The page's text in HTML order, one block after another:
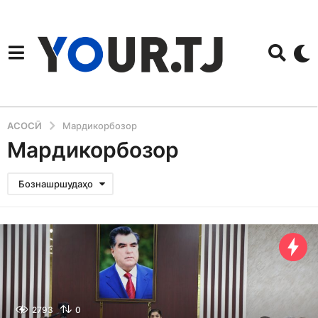
АСОСӢ Мардикорбозор
Мардикорбозор
Бознашршудаҳо
2793 0